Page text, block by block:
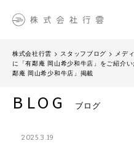
株式会社行雲 > スタッフブログ > メデ
に「有鄰庵 岡山希少和牛店」をご紹介
鄰庵 岡山希少和牛店」掲載
BLOG ブログ
2025.3.19